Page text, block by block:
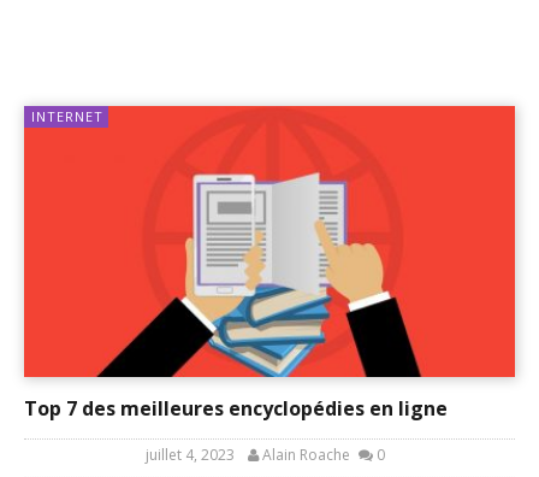
INTERNET
Top 7 des meilleures encyclopédies en ligne
juillet 4, 2023 Alain Roache 0